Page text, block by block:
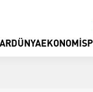
DÜNYAEKONOMI